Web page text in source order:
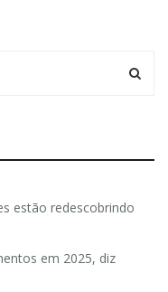
estão redescobrindo
em 2025, diz